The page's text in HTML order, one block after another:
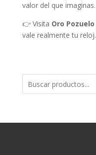
valor del que imaginas.
👉 Visita Oro Pozuelo
vale realmente tu reloj.